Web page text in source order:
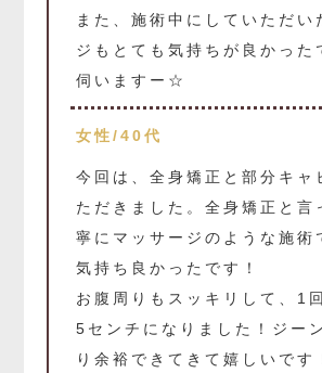
また、施術中にしていただい
ジもとても気持ちが良かった
伺いますー☆
女性/40代
今回は、全身矯正と部分キャ
ただきました。全身矯正と言
寧にマッサージのような施術
気持ち良かったです！
お腹周りもスッキリして、1
5センチになりました！ジー
り余裕できてきて嬉しいです